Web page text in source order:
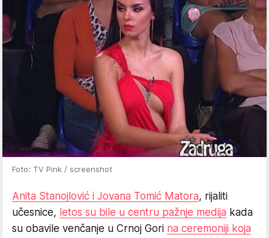
Foto: TV Pink / screenshot
Anita Stanojlović i Jovana Tomić Matora, rijaliti
učesnice, letos su bile u centru pažnje medija kada
su obavile venčanje u Crnoj Gori na ceremoniji koja